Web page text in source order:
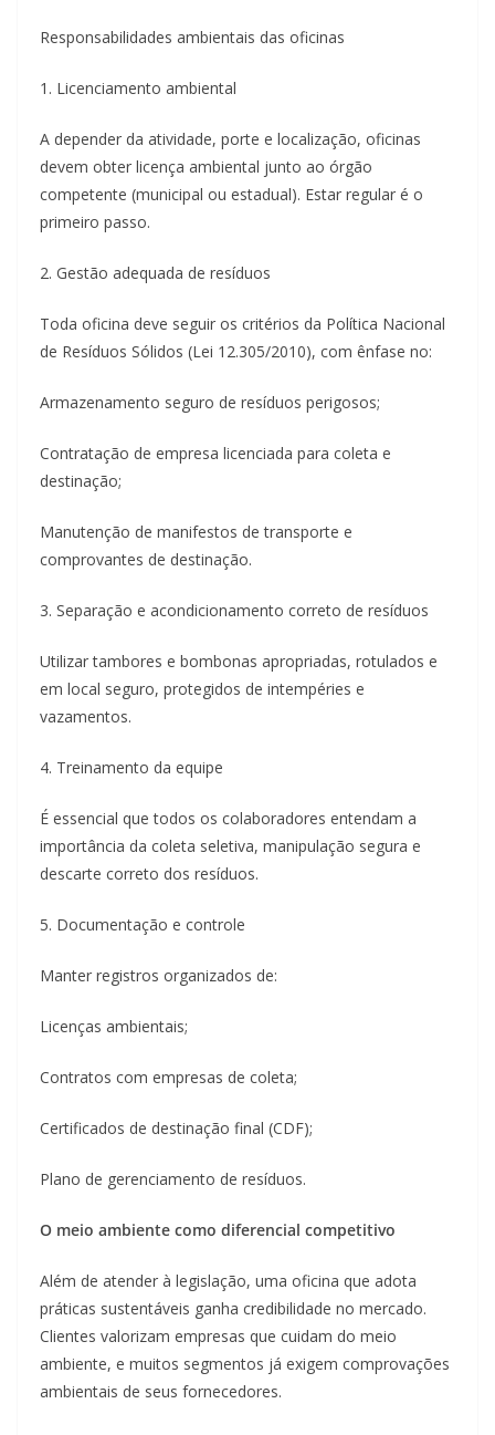
Responsabilidades ambientais das oficinas
1. Licenciamento ambiental
A depender da atividade, porte e localização, oficinas
devem obter licença ambiental junto ao órgão
competente (municipal ou estadual). Estar regular é o
primeiro passo.
2. Gestão adequada de resíduos
Toda oficina deve seguir os critérios da Política Nacional
de Resíduos Sólidos (Lei 12.305/2010), com ênfase no:
Armazenamento seguro de resíduos perigosos;
Contratação de empresa licenciada para coleta e
destinação;
Manutenção de manifestos de transporte e
comprovantes de destinação.
3. Separação e acondicionamento correto de resíduos
Utilizar tambores e bombonas apropriadas, rotulados e
em local seguro, protegidos de intempéries e
vazamentos.
4. Treinamento da equipe
É essencial que todos os colaboradores entendam a
importância da coleta seletiva, manipulação segura e
descarte correto dos resíduos.
5. Documentação e controle
Manter registros organizados de:
Licenças ambientais;
Contratos com empresas de coleta;
Certificados de destinação final (CDF);
Plano de gerenciamento de resíduos.
O meio ambiente como diferencial competitivo
Além de atender à legislação, uma oficina que adota
práticas sustentáveis ganha credibilidade no mercado.
Clientes valorizam empresas que cuidam do meio
ambiente, e muitos segmentos já exigem comprovações
ambientais de seus fornecedores.